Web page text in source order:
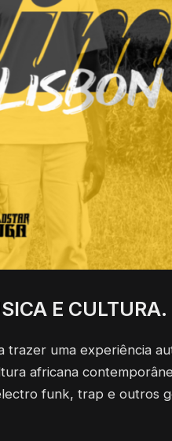
E CULTURA.
trazer uma experiência
africana
funk, trap e outros